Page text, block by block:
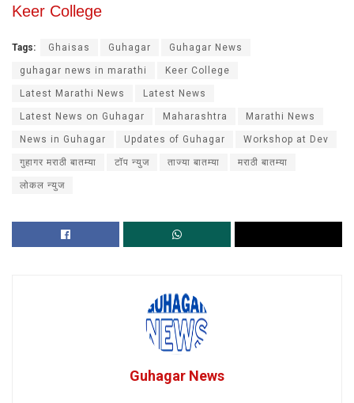
Keer College
Tags: Ghaisas Guhagar Guhagar News
guhagar news in marathi Keer College
Latest Marathi News Latest News
Latest News on Guhagar Maharashtra Marathi News
News in Guhagar Updates of Guhagar Workshop at Dev
गुहागर मराठी बातम्या टॉप न्युज ताज्या बातम्या मराठी बातम्या
लोकल न्युज
Guhagar News